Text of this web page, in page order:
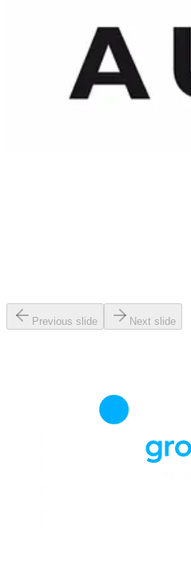
Previous slide Next slide